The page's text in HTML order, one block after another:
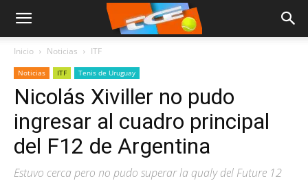
Inicio Noticias ITF
Noticias ITF Tenis de Uruguay
Nicolás Xiviller no pudo
ingresar al cuadro principal
del F12 de Argentina
Estuvo cerca pero no pudo superar la qualy del Future 12